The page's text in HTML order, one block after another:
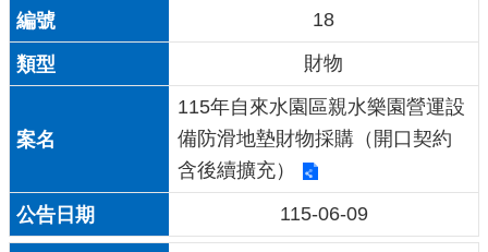
18
財物
115年自來水園區親水樂園營運設
備防滑地墊財物採購（開口契約
含後續擴充）
115-06-09